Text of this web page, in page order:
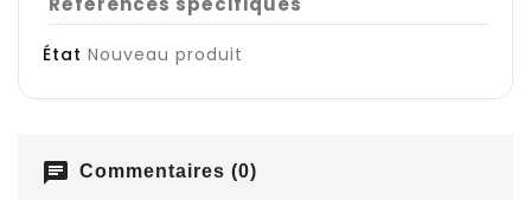
État Nouveau produit
chat Commentaires (0)